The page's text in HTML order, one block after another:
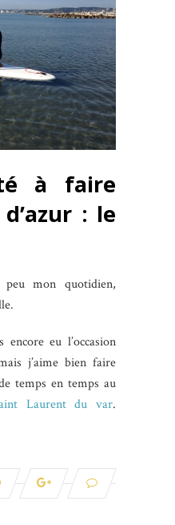
à faire
: le
mon quotidien,
encore eu l’occasion
j’aime bien faire
temps en temps au
Laurent du var.